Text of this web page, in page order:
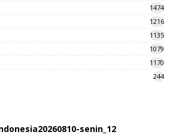
1474
1216
1135
1079
1170
244
senin_12